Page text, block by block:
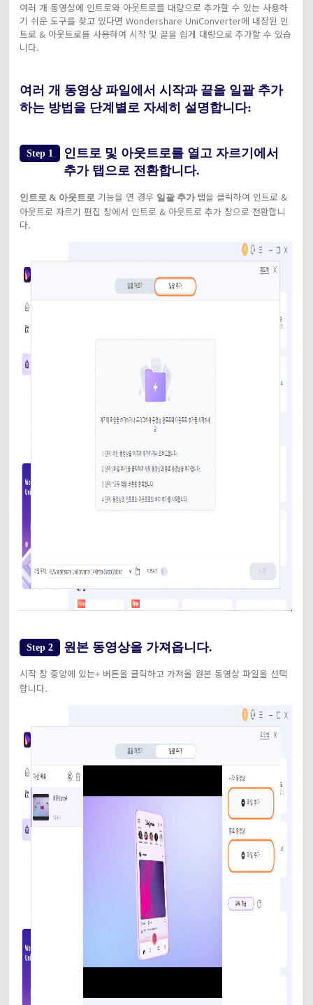
여러 개 동영상에 인트로와 아웃트로를 대량으로 추가할 수 있는 사용하
기 쉬운 도구를 찾고 있다면 Wondershare UniConverter에 내장된 인
트로 & 아웃트로를 사용하여 시작 및 끝을 싑게 대량으로 추가할 수 있습
니다.
여러 개 동영상 파일에서 시작과 끝을 일괄 추가
하는 방법을 단계별로 자세히 설명합니다:
Step 1
인트로 및 아웃트로를 열고 자르기에서
추가 탭으로 전환합니다.
인트로 & 아웃트로기능을 연 경우 일괄 추가 탭을 클릭하여 인트로 &
아웃트로 자르기 편집 창에서 인트로 & 아웃트로 추가 창으로 전환합니
다.
Step 2 원본 동영상을 가져옵니다.
시작 창 중앙에 있는+버튼을 클릭하고 가져올 원본 동영상 파일을 선택
합니다.